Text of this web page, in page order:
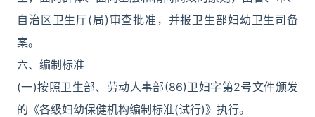
自治区卫生厅(局)审查批准，并报卫生部妇幼卫生司备
案。
六、编制标准
(一)按照卫生部、劳动人事部(86)卫妇字第2号文件颁发
的《各级妇幼保健机构编制标准(试行)》执行。